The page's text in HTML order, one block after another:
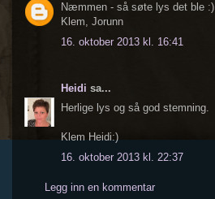
Næmmen - så søte lys det ble :)
Klem, Jorunn
16. oktober 2013 kl. 16:41
Heidi sa...
Herlige lys og så god stemning.
Klem Heidi:)
16. oktober 2013 kl. 22:37
Legg inn en kommentar